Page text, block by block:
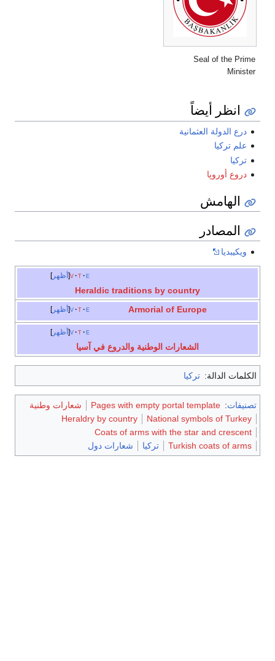
Seal of the Prime
Minister
انظر أيضاً
درع الدولة العثمانية
علم تركيا
تركيا
دروع أوروپا
الهامش
المصادر
ويكيبديا
أظهر v t e
Heraldic traditions by country
أظهر v t e Armorial of Europe
أظهر v t e
الشعارات الوطنية والدروع في آسيا
الكلمات الدالة: تركيا
تصنيفات:
Pages with empty portal template
شعارات وطنية
National symbols of Turkey
Heraldry by country
Coats of arms with the star and crescent
Turkish coats of arms
تركيا شعارات دول